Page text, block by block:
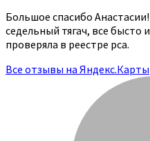
Большое спасибо
седельный тягач, все бысто
проверяла в реестре рса.
Все отзывы на Яндекс.Карты